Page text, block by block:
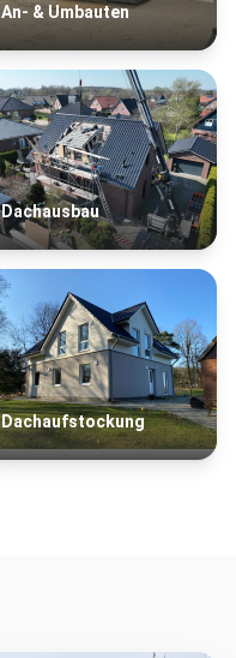
An- & Umbauten
Dachausbau
Dachaufstockung